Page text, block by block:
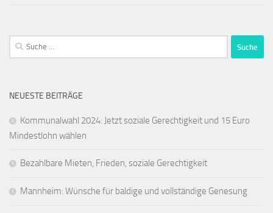
Suche
nach:
NEUESTE BEITRÄGE
Kommunalwahl 2024: Jetzt soziale Gerechtigkeit und 15 Euro
Mindestlohn wählen
Bezahlbare Mieten, Frieden, soziale Gerechtigkeit
Mannheim: Wünsche für baldige und vollständige Genesung